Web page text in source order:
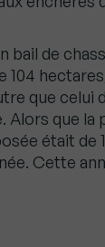
bail de
104
que celui
Alors que
était de
Cette